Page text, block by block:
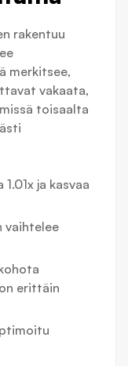
rakentuu
merkitsee,
vakaata,
toisaalta
ja kasvaa
vaihtelee
erittäin